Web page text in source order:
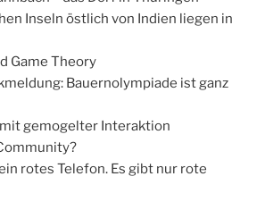
Inseln östlich von Indien liegen in
Game Theory
Bauernolympiade ist ganz
gemogelter Interaktion
rotes Telefon. Es gibt nur rote